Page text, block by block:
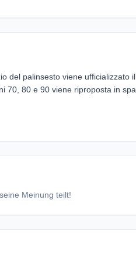
del palinsesto viene
70, 80 e 90 viene riproposta in
Meinung teilt!